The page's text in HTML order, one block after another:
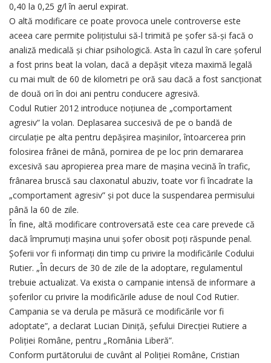
0,40 la 0,25 g/l în aerul expirat.
O altă modificare ce poate provoca unele controverse este
aceea care permite poliţistului să-l trimită pe şofer să-şi facă o
analiză medicală şi chiar psihologică. Asta în cazul în care şoferul
a fost prins beat la volan, dacă a depăşit viteza maximă legală
cu mai mult de 60 de kilometri pe oră sau dacă a fost sancţionat
de două ori în doi ani pentru conducere agresivă.
Codul Rutier 2012 introduce noţiunea de „comportament
agresiv” la volan. Deplasarea succesivă de pe o bandă de
circulaţie pe alta pentru depăşirea maşinilor, întoarcerea prin
folosirea frânei de mână, pornirea de pe loc prin demararea
excesivă sau apropierea prea mare de maşina vecină în trafic,
frânarea bruscă sau claxonatul abuziv, toate vor fi încadrate la
„comportament agresiv” şi pot duce la suspendarea permisului
până la 60 de zile.
În fine, altă modificare controversată este cea care prevede că
dacă împrumuţi maşina unui şofer obosit poţi răspunde penal.
Şoferii vor fi informaţi din timp cu privire la modificările Codului
Rutier. „În decurs de 30 de zile de la adoptare, regulamentul
trebuie actualizat. Va exista o campanie intensă de informare a
şoferilor cu privire la modificările aduse de noul Cod Rutier.
Campania se va derula pe măsură ce modificările vor fi
adoptate”, a declarat Lucian Diniţă, şefului Direcţiei Rutiere a
Poliţiei Române, pentru „România Liberă”.
Conform purtătorului de cuvânt al Poliţiei Române, Cristian